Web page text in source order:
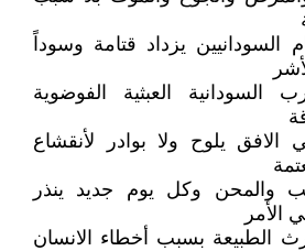
السودانيين يزداد قتامة وسوداً
السودانية العبثية الفوضوية
الافق يلوح ولا بوادر لأنقشاع
والمحن وكل يوم جديد ينذر
الأمر
الطبيعة بسبب أخطاء الانسان